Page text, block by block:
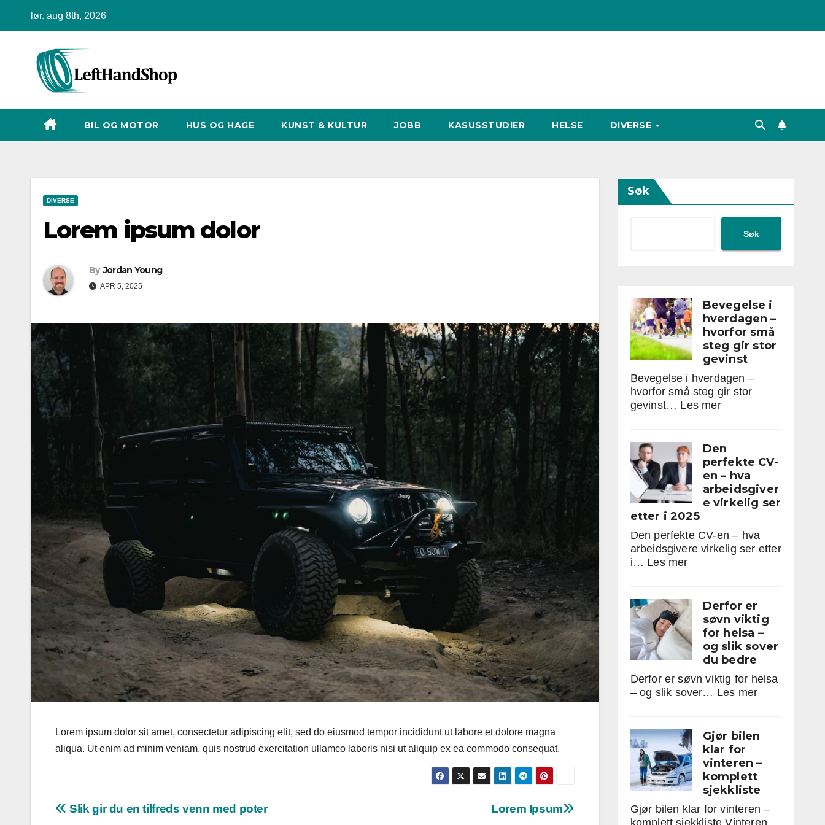
lør. aug 8th, 2026
BIL OG MOTOR HUS OG HAGE KUNST & KULTUR JOBB KASUSSTUDIER HELSE DIVERSE
DIVERSE
Lorem ipsum dolor
By Jordan Young
APR 5, 2025
Lorem ipsum dolor sit amet, consectetur adipiscing elit, sed do eiusmod tempor incididunt ut labore et dolore magna
aliqua. Ut enim ad minim veniam, quis nostrud exercitation ullamco laboris nisi ut aliquip ex ea commodo consequat.
Innleggsnavigasjon Lorem Ipsum
Slik gir du en tilfreds venn med poter
Søk
Søk
Bevegelse i
hverdagen –
hvorfor små
steg gir stor
gevinst
Bevegelse i hverdagen –
hvorfor små steg gir stor
gevinst… Les mer:
hverdagen
–
hvorfor
små
steg
gevinst
Den
perfekte CV-
en – hva
arbeidsgiver
e virkelig ser
etter i 2025
Den perfekte CV-en – hva
arbeidsgivere virkelig ser etter
i… Les mer:
CV-
en
–
hva
arbeidsgivere
ser
etter
Derfor er
søvn viktig
for helsa –
og slik sover
du bedre
Derfor er søvn viktig for helsa
– og slik sover… Les mer:
søvn
for
–
slik
Gjør bilen
klar for
vinteren –
komplett
sjekkliste
Gjør bilen klar for vinteren –
komplett sjekkliste Vinteren